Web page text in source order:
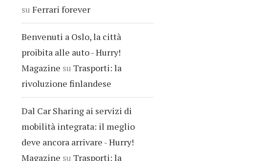
su Ferrari forever
Benvenuti a Oslo, la città
proibita alle auto - Hurry!
Magazine su Trasporti: la
rivoluzione finlandese
Dal Car Sharing ai servizi di
mobilità integrata: il meglio
deve ancora arrivare - Hurry!
Magazine su Trasporti: la